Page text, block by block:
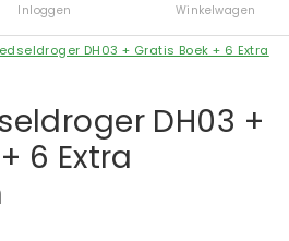
Inloggen Winkelwagen
DH03 + Gratis Boek + 6 Extra
DH03 +
6 Extra